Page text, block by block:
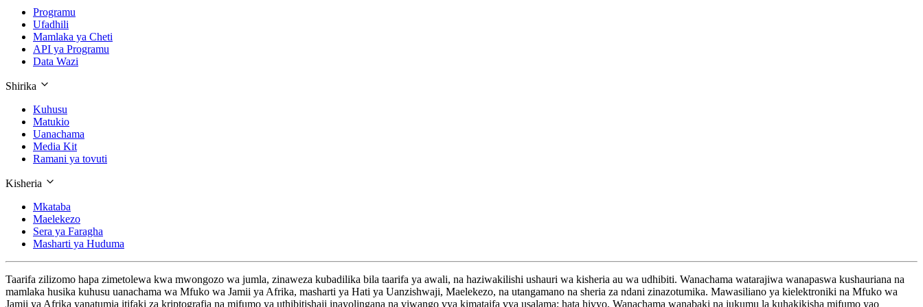
Programu
Ufadhili
Mamlaka ya Cheti
API ya Programu
Data Wazi
Shirika
Kuhusu
Matukio
Uanachama
Media Kit
Ramani ya tovuti
Kisheria
Mkataba
Maelekezo
Sera ya Faragha
Masharti ya Huduma
Taarifa zilizomo hapa zimetolewa kwa mwongozo wa jumla, zinaweza kubadilika bila taarifa ya awali, na haziwakilishi ushauri wa kisheria au wa udhibiti. Wanachama watarajiwa wanapaswa kushauriana na
mamlaka husika kuhusu uanachama wa Mfuko wa Jamii ya Afrika, masharti ya Hati ya Uanzishwaji, Maelekezo, na utangamano na sheria za ndani zinazotumika. Mawasiliano ya kielektroniki na Mfuko wa
Jamii ya Afrika yanatumia itifaki za kriptografia na mifumo ya uthibitishaji inayolingana na viwango vya kimataifa vya usalama; hata hivyo, Wanachama wanabaki na jukumu la kuhakikisha mifumo yao